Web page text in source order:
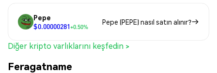
Pepe
$0.00000281+0.50%
Pepe (PEPE) nasıl satın alınır?
Diğer kripto varlıklarını keşfedin >
Feragatname